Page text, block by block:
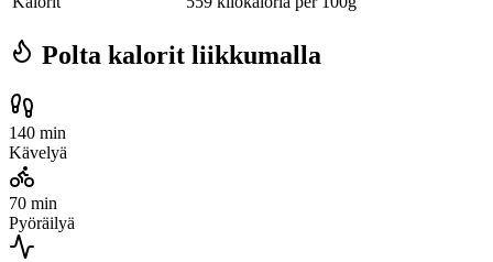
Polta kalorit liikkumalla
140 min
Kävelyä
70 min
Pyöräilyä